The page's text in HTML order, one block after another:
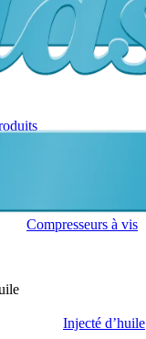
Compresseurs à vis
Injecté d’huile